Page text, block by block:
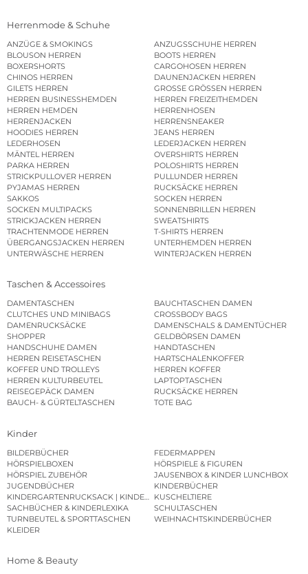
Herrenmode & Schuhe
ANZÜGE & SMOKINGS
ANZUGSSCHUHE HERREN
BLOUSON HERREN
BOOTS HERREN
BOXERSHORTS
CARGOHOSEN HERREN
CHINOS HERREN
DAUNENJACKEN HERREN
GILETS HERREN
GROSSE GRÖSSEN HERREN
HERREN BUSINESSHEMDEN
HERREN FREIZEITHEMDEN
HERREN HEMDEN
HERRENHOSEN
HERRENJACKEN
HERRENSNEAKER
HOODIES HERREN
JEANS HERREN
LEDERHOSEN
LEDERJACKEN HERREN
MÄNTEL HERREN
OVERSHIRTS HERREN
PARKA HERREN
POLOSHIRTS HERREN
STRICKPULLOVER HERREN
PULLUNDER HERREN
PYJAMAS HERREN
RUCKSÄCKE HERREN
SAKKOS
SOCKEN HERREN
SOCKEN MULTIPACKS
SONNENBRILLEN HERREN
STRICKJACKEN HERREN
SWEATSHIRTS
TRACHTENMODE HERREN
T-SHIRTS HERREN
ÜBERGANGSJACKEN HERREN
UNTERHEMDEN HERREN
UNTERWÄSCHE HERREN
WINTERJACKEN HERREN
Taschen & Accessoires
DAMENTASCHEN
BAUCHTASCHEN DAMEN
CLUTCHES UND MINIBAGS
CROSSBODY BAGS
DAMENRUCKSÄCKE
DAMENSCHALS & DAMENTÜCHER
SHOPPER
GELDBÖRSEN DAMEN
HANDSCHUHE DAMEN
HANDTASCHEN
HERREN REISETASCHEN
HARTSCHALENKOFFER
KOFFER UND TROLLEYS
HERREN KOFFER
HERREN KULTURBEUTEL
LAPTOPTASCHEN
REISEGEPÄCK DAMEN
RUCKSÄCKE HERREN
BAUCH- & GÜRTELTASCHEN
TOTE BAG
Kinder
BILDERBÜCHER
FEDERMAPPEN
HÖRSPIELBOXEN
HÖRSPIELE & FIGUREN
HÖRSPIEL ZUBEHÖR
JAUSENBOX & KINDER LUNCHBOX
JUGENDBÜCHER
KINDERBÜCHER
KINDERGARTENRUCKSACK | KINDERGARTENBEUTEL
KUSCHELTIERE
SACHBÜCHER & KINDERLEXIKA
SCHULTASCHEN
TURNBEUTEL & SPORTTASCHEN
WEIHNACHTSKINDERBÜCHER
KLEIDER
Home & Beauty